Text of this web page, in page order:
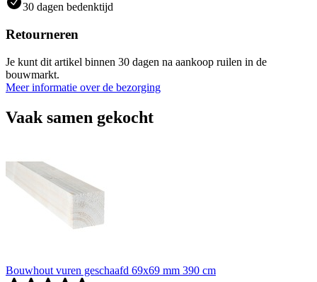
30 dagen bedenktijd
Retourneren
Je kunt dit artikel binnen 30 dagen na aankoop ruilen in de
bouwmarkt.
Meer informatie over de bezorging
Vaak samen gekocht
Bouwhout vuren geschaafd 69x69 mm 390 cm